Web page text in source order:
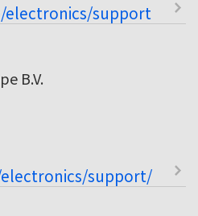
electronics/support
B.V.
support/